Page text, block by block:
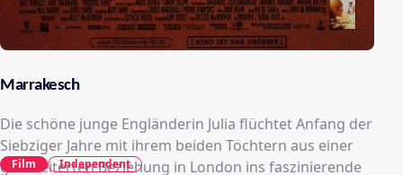
Marrakesch
Die schöne junge Engländerin Julia flüchtet Anfang der
Siebziger Jahre mit ihrem beiden Töchtern aus einer
gescheiterten Beziehung in London ins faszinierende
Film Independent